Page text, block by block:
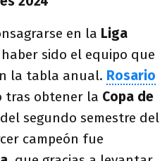
en la Liga
sido el equipo que
la tabla anual. Rosario
tras obtener la Copa de
segundo semestre del
campeón fue